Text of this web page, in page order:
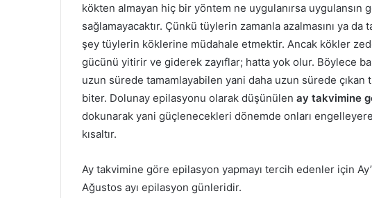
kökten almayan hiç bir yöntem ne uygulanırsa uygulansın
sağlamayacaktır. Çünkü tüylerin zamanla azalmasını ya
şey tüylerin köklerine müdahale etmektir. Ancak kökler
gücünü yitirir ve giderek zayıflar; hatta yok olur. Böylece
uzun sürede tamamlayabilen yani daha uzun sürede çıkan
biter. Dolunay epilasyonu olarak düşünülen ay takvimine
dokunarak yani güçlenecekleri dönemde onları
kısaltır.
Ay takvimine göre epilasyon yapmayı tercih edenler için
Ağustos ayı epilasyon günleridir.